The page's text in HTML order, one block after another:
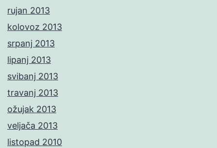
rujan 2013
kolovoz 2013
srpanj 2013
lipanj 2013
svibanj 2013
travanj 2013
ožujak 2013
veljača 2013
listopad 2010